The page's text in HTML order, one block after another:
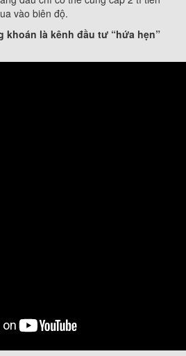
vào biên độ.
là kênh đầu tư “hứa hẹn”